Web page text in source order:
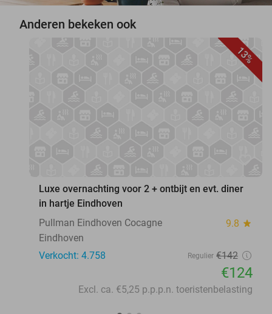
Anderen bekeken ook
13%
Luxe overnachting voor 2 + ontbijt en evt. diner
in hartje Eindhoven
Pullman Eindhoven Cocagne
9.8 star
Eindhoven
Verkocht: 4.758
Regulier €142
€124
Excl. ca. €5,25 p.p.p.n. toeristenbelasting